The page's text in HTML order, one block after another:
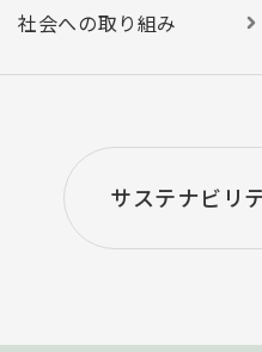
社会への取り組み
サステナビリ